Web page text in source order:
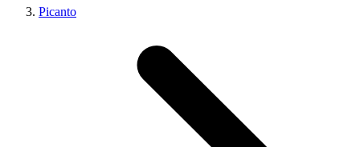
Picanto